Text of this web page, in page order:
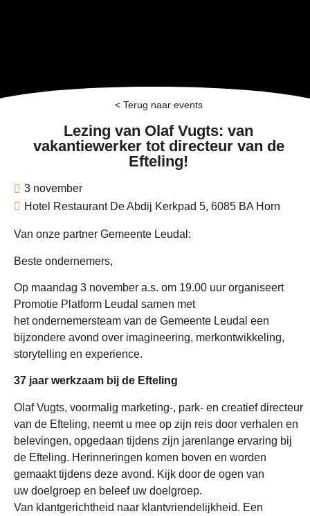
< Terug naar events
Lezing van Olaf Vugts: van
vakantiewerker tot directeur van de
Efteling!
3 november
Hotel Restaurant De Abdij Kerkpad 5, 6085 BA Horn
Van onze partner Gemeente Leudal:
Beste ondernemers,
Op maandag 3 november a.s. om 19.00 uur organiseert
Promotie Platform Leudal samen met
het ondernemersteam van de Gemeente Leudal een
bijzondere avond over imagineering, merkontwikkeling,
storytelling en experience.
37 jaar werkzaam bij de Efteling
Olaf Vugts, voormalig marketing-, park- en creatief directeur
van de Efteling, neemt u mee op zijn reis door verhalen en
belevingen, opgedaan tijdens zijn jarenlange ervaring bij
de Efteling. Herinneringen komen boven en worden
gemaakt tijdens deze avond. Kijk door de ogen van
uw doelgroep en beleef uw doelgroep.
Van klantgerichtheid naar klantvriendelijkheid. Een